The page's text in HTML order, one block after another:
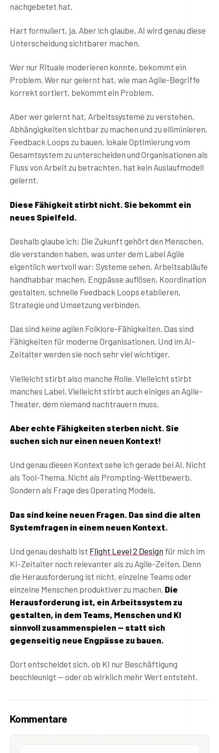
nachgebetet hat.
Hart formuliert, ja. Aber ich glaube, AI wird genau diese
Unterscheidung sichtbarer machen.
Wer nur Rituale moderieren konnte, bekommt ein
Problem. Wer nur gelernt hat, wie man Agile-Begriffe
korrekt sortiert, bekommt ein Problem.
Aber wer gelernt hat, Arbeitssysteme zu verstehen,
Abhängigkeiten sichtbar zu machen und zu elliminieren,
Feedback Loops zu bauen, lokale Optimierung vom
Gesamtsystem zu unterscheiden und Organisationen als
Fluss von Arbeit zu betrachten, hat kein Auslaufmodell
gelernt.
Diese Fähigkeit stirbt nicht. Sie bekommt ein
neues Spielfeld.
Deshalb glaube ich: Die Zukunft gehört den Menschen,
die verstanden haben, was unter dem Label Agile
eigentlich wertvoll war: Systeme sehen, Arbeitsabläufe
handhabbar machen, Engpässe auflösen, Koordination
gestalten, schnelle Feedback Loops etablieren,
Strategie und Umsetzung verbinden.
Das sind keine agilen Folklore-Fähigkeiten. Das sind
Fähigkeiten für moderne Organisationen. Und im AI-
Zeitalter werden sie noch sehr viel wichtiger.
Vielleicht stirbt also manche Rolle. Vielleicht stirbt
manches Label. Vielleicht stirbt auch einiges an Agile-
Theater, dem niemand nachtrauern muss.
Aber echte Fähigkeiten sterben nicht. Sie
suchen sich nur einen neuen Kontext!
Und genau diesen Kontext sehe ich gerade bei AI. Nicht
als Tool-Thema. Nicht als Prompting-Wettbewerb.
Sondern als Frage des Operating Models.
Das sind keine neuen Fragen. Das sind die alten
Systemfragen in einem neuen Kontext.
Und genau deshalb ist Flight Level 2 Design für mich im
KI-Zeitalter noch relevanter als zu Agile-Zeiten. Denn
die Herausforderung ist nicht, einzelne Teams oder
einzelne Menschen produktiver zu machen. Die
Herausforderung ist, ein Arbeitssystem zu
gestalten, in dem Teams, Menschen und KI
sinnvoll zusammenspielen — statt sich
gegenseitig neue Engpässe zu bauen.
Dort entscheidet sich, ob KI nur Beschäftigung
beschleunigt — oder ob wirklich mehr Wert entsteht.
Kommentare